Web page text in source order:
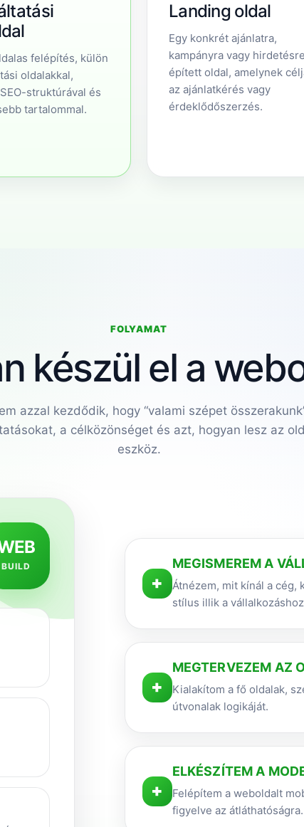
felépítés, külön
oldalakkal,
struktúrával és
tartalommal.
Landing oldal
Egy konkrét ajánlatra,
kampányra vagy hirdetésre
épített oldal, amelynek
az ajánlatkérés vagy
érdeklődőszerzés.
FOLYAMAT
készül el a
azzal kezdődik, hogy “valami szépet
a célközönséget és azt, hogyan lesz az
eszköz.
BUILD
+
MEGISMEREM A
Átnézem, mit kínál a cég,
stílus illik a
+
MEGTERVEZEM AZ
Kialakítom a fő oldalak,
útvonalak logikáját.
+
ELKÉSZÍTEM A
Felépítem a weboldalt
figyelve az átláthatóságra.